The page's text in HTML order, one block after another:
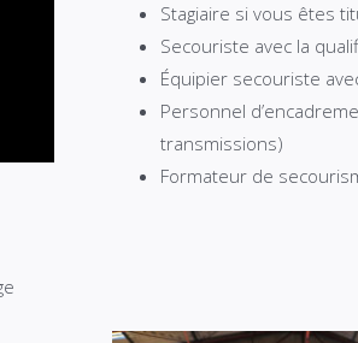
Stagiaire si vous êtes
Secouriste avec la
Équipier secouriste
Personnel
transmissions)
Formateur de